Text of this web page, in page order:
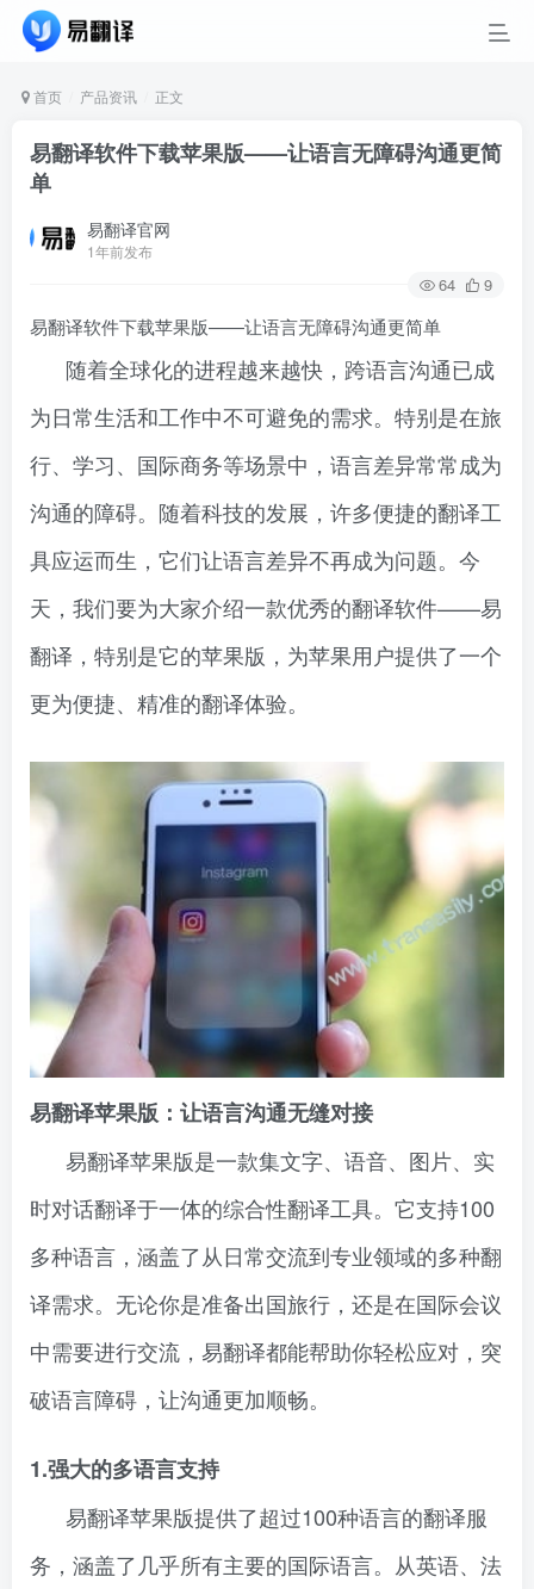
首页 产品资讯 正文
易翻译软件下载苹果版——让语言无障碍沟通更简
单
易翻译官网
1年前发布
64 9
易翻译软件下载苹果版——让语言无障碍沟通更简单
随着全球化的进程越来越快，跨语言沟通已成
为日常生活和工作中不可避免的需求。特别是在旅
行、学习、国际商务等场景中，语言差异常常成为
沟通的障碍。随着科技的发展，许多便捷的翻译工
具应运而生，它们让语言差异不再成为问题。今
天，我们要为大家介绍一款优秀的翻译软件——易
翻译，特别是它的苹果版，为苹果用户提供了一个
更为便捷、精准的翻译体验。
易翻译苹果版：让语言沟通无缝对接
易翻译苹果版是一款集文字、语音、图片、实
时对话翻译于一体的综合性翻译工具。它支持100
多种语言，涵盖了从日常交流到专业领域的多种翻
译需求。无论你是准备出国旅行，还是在国际会议
中需要进行交流，易翻译都能帮助你轻松应对，突
破语言障碍，让沟通更加顺畅。
1.强大的多语言支持
易翻译苹果版提供了超过100种语言的翻译服
务，涵盖了几乎所有主要的国际语言。从英语、法